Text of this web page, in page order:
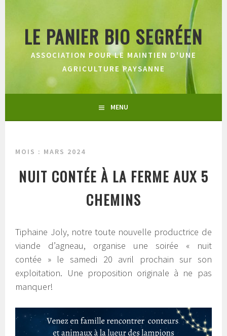
contenu
principalLE PANIER BIO SEGRÉEN
ASSOCIATION POUR LE MAINTIEN D'UNE
AGRICULTURE PAYSANNE
MENU
MOIS : MARS 2024
NUIT CONTÉE À LA FERME AUX 5
CHEMINS
Tiphaine Joly, notre toute nouvelle productrice de
viande d’agneau, organise une soirée « nuit
contée » le samedi 20 avril prochain sur son
exploitation. Une proposition originale à ne pas
manquer!